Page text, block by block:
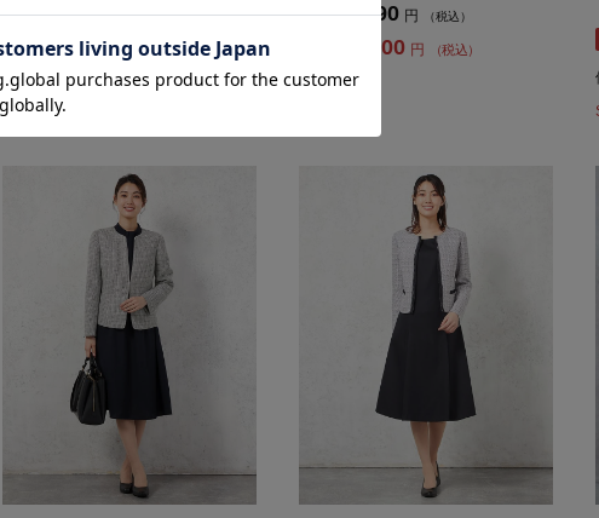
SALE 54%OFF
価格 32,890 円 （税込）
SALE 15,000
価格 21,890 円 （税込）
16,000 円 （税込）